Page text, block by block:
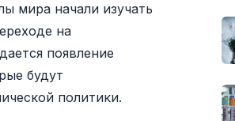
мира начали изучать
на
появление
будут
политики.